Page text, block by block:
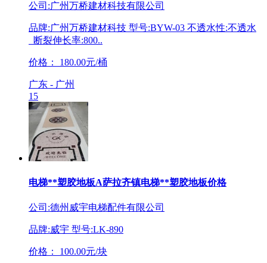
公司:广州万桥建材科技有限公司
品牌:广州万桥建材科技 型号:BYW-03 不透水性:不透水
断裂伸长率:800..
价格： 180.00元/桶
广东 - 广州
15
电梯**塑胶地板A萨拉齐镇电梯**塑胶地板价格
公司:德州威宇电梯配件有限公司
品牌:威宇 型号:LK-890
价格： 100.00元/块